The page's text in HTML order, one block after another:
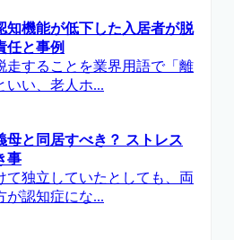
知機能が低下した入居者が脱
と事例
走することを業界用語で「離
いい、老人ホ...
母と同居すべき？ ストレス
事
て独立していたとしても、両
が認知症にな...